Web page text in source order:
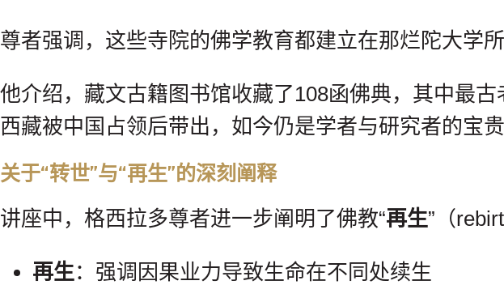
尊者强调，这些寺院的佛学教育都建立在那烂陀大学
他介绍，藏文古籍图书馆收藏了108函佛典，其中最
西藏被中国占领后带出，如今仍是学者与研究者的宝贵
关于“转世”与“再生”的深刻阐释
讲座中，格西拉多尊者进一步阐明了佛教“再生”（
再生：强调因果业力导致生命在不同处续生